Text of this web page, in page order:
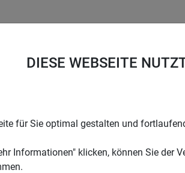
DIESE WEBSEITE
für Sie optimal gestalten und
Informationen" klicken, können Sie der